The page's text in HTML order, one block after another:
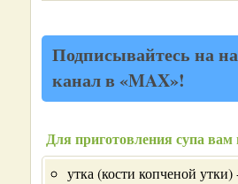
Подписывайтесь на
канал в «MAX»!
Для приготовления супа вам
утка (кости копченой